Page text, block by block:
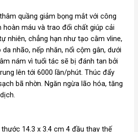
quầng giảm bọng mắt với công
hoàn máu và trao đổi chất giúp cải
nhiên, chẳng hạn như tạo cằm vline,
nhão, nếp nhăn, nổi cộm gân, dưới
nám vì tuổi tác sẽ bị đánh tan bởi
lên tới 6000 lần/phút. Thúc đẩy
bã nhờn. Ngăn ngừa lão hóa, tăng
14.3 x 3.4 cm 4 đầu thay thế